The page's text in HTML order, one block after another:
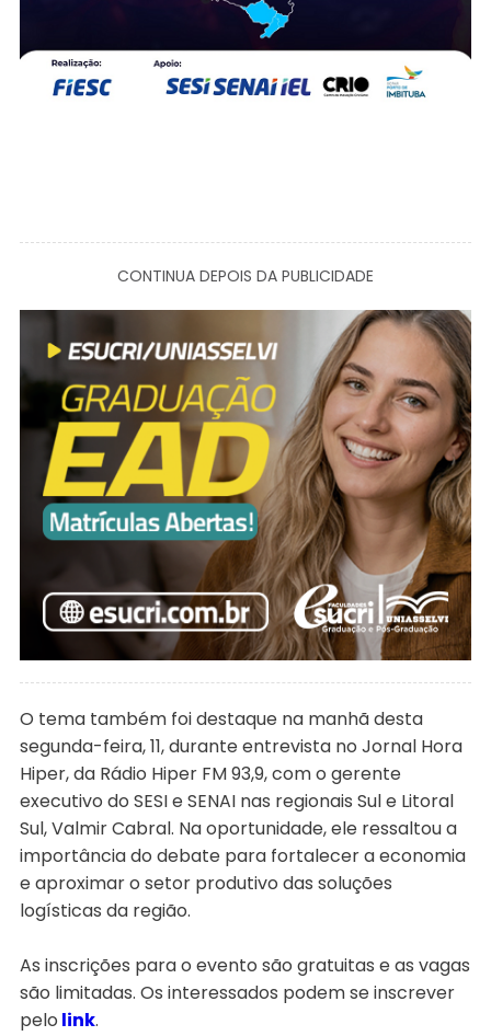
CONTINUA DEPOIS DA PUBLICIDADE
O tema também foi destaque na manhã desta
segunda-feira, 11, durante entrevista no Jornal Hora
Hiper, da Rádio Hiper FM 93,9, com o gerente
executivo do SESI e SENAI nas regionais Sul e Litoral
Sul, Valmir Cabral. Na oportunidade, ele ressaltou a
importância do debate para fortalecer a economia
e aproximar o setor produtivo das soluções
logísticas da região.
As inscrições para o evento são gratuitas e as vagas
são limitadas. Os interessados podem se inscrever
pelo link.